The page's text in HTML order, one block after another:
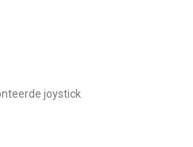
joystick